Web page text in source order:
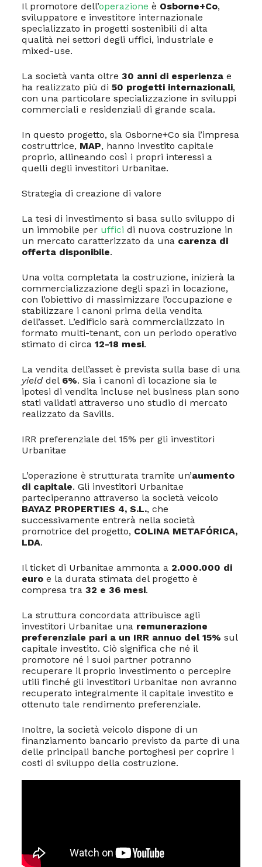
Il promotore dell’operazione è Osborne+Co,
sviluppatore e investitore internazionale
specializzato in progetti sostenibili di alta
qualità nei settori degli uffici, industriale e
mixed-use.
La società vanta oltre 30 anni di esperienzae
ha realizzato più di 50 progetti internazionali,
con una particolare specializzazione in sviluppi
commerciali e residenziali di grande scala.
In questo progetto, sia Osborne+Co sia l’impresa
costruttrice, MAP, hanno investito capitale
proprio, allineando così i propri interessi a
quelli degli investitori Urbanitae.
Strategia di creazione di valore
La tesi di investimento si basa sullo sviluppo di
un immobile per uffici di nuova costruzione in
un mercato caratterizzato da una carenza di
offerta disponibile.
Una volta completata la costruzione, inizierà la
commercializzazione degli spazi in locazione,
con l’obiettivo di massimizzare l’occupazione e
stabilizzare i canoni prima della vendita
dell’asset. L’edificio sarà commercializzato in
formato multi-tenant, con un periodo operativo
stimato di circa 12-18 mesi.
La vendita dell’asset è prevista sulla base di una
yielddel 6%. Sia i canoni di locazione sia le
ipotesi di vendita incluse nel business plan sono
stati validati attraverso uno studio di mercato
realizzato da Savills.
IRR preferenziale del 15% per gli investitori
Urbanitae
L’operazione è strutturata tramite un’aumento
di capitale. Gli investitori Urbanitae
parteciperanno attraverso la società veicolo
BAYAZ PROPERTIES 4, S.L., che
successivamente entrerà nella società
promotrice del progetto, COLINA METAFÓRICA,
LDA.
Il ticket di Urbanitae ammonta a 2.000.000 di
euroe la durata stimata del progetto è
compresa tra 32 e 36 mesi.
La struttura concordata attribuisce agli
investitori Urbanitae una remunerazione
preferenziale pari a un IRR annuo del 15% sul
capitale investito. Ciò significa che né il
promotore né i suoi partner potranno
recuperare il proprio investimento o percepire
utili finché gli investitori Urbanitae non avranno
recuperato integralmente il capitale investito e
ottenuto tale rendimento preferenziale.
Inoltre, la società veicolo dispone di un
finanziamento bancario previsto da parte di una
delle principali banche portoghesi per coprire i
costi di sviluppo della costruzione.